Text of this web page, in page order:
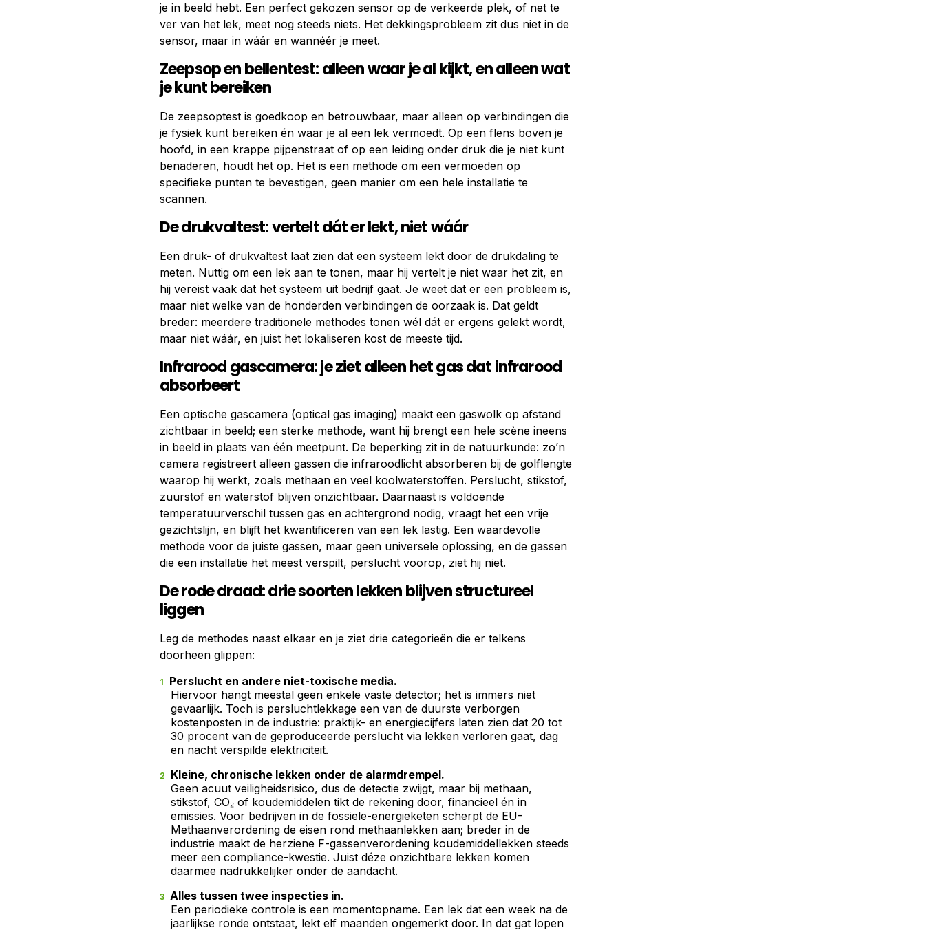
je in beeld hebt. Een perfect gekozen sensor op de verkeerde plek, of net te
ver van het lek, meet nog steeds niets. Het dekkingsprobleem zit dus niet in de
sensor, maar in wáár en wannéér je meet.
Zeepsop en bellentest: alleen waar je al kijkt, en alleen wat
je kunt bereiken
De zeepsoptest is goedkoop en betrouwbaar, maar alleen op verbindingen die
je fysiek kunt bereiken én waar je al een lek vermoedt. Op een flens boven je
hoofd, in een krappe pijpenstraat of op een leiding onder druk die je niet kunt
benaderen, houdt het op. Het is een methode om een vermoeden op
specifieke punten te bevestigen, geen manier om een hele installatie te
scannen.
De drukvaltest: vertelt dát er lekt, niet wáár
Een druk- of drukvaltest laat zien dat een systeem lekt door de drukdaling te
meten. Nuttig om een lek aan te tonen, maar hij vertelt je niet waar het zit, en
hij vereist vaak dat het systeem uit bedrijf gaat. Je weet dat er een probleem is,
maar niet welke van de honderden verbindingen de oorzaak is. Dat geldt
breder: meerdere traditionele methodes tonen wél dát er ergens gelekt wordt,
maar niet wáár, en juist het lokaliseren kost de meeste tijd.
Infrarood gascamera: je ziet alleen het gas dat infrarood
absorbeert
Een optische gascamera (optical gas imaging) maakt een gaswolk op afstand
zichtbaar in beeld; een sterke methode, want hij brengt een hele scène ineens
in beeld in plaats van één meetpunt. De beperking zit in de natuurkunde: zo’n
camera registreert alleen gassen die infraroodlicht absorberen bij de golflengte
waarop hij werkt, zoals methaan en veel koolwaterstoffen. Perslucht, stikstof,
zuurstof en waterstof blijven onzichtbaar. Daarnaast is voldoende
temperatuurverschil tussen gas en achtergrond nodig, vraagt het een vrije
gezichtslijn, en blijft het kwantificeren van een lek lastig. Een waardevolle
methode voor de juiste gassen, maar geen universele oplossing, en de gassen
die een installatie het meest verspilt, perslucht voorop, ziet hij niet.
De rode draad: drie soorten lekken blijven structureel
liggen
Leg de methodes naast elkaar en je ziet drie categorieën die er telkens
doorheen glippen:
Perslucht en andere niet-toxische media.
Hiervoor hangt meestal geen enkele vaste detector; het is immers niet
gevaarlijk. Toch is persluchtlekkage een van de duurste verborgen
kostenposten in de industrie: praktijk- en energiecijfers laten zien dat 20 tot
30 procent van de geproduceerde perslucht via lekken verloren gaat, dag
en nacht verspilde elektriciteit.
Kleine, chronische lekken onder de alarmdrempel.
Geen acuut veiligheidsrisico, dus de detectie zwijgt, maar bij methaan,
stikstof, CO₂ of koudemiddelen tikt de rekening door, financieel én in
emissies. Voor bedrijven in de fossiele-energieketen scherpt de EU-
Methaanverordening de eisen rond methaanlekken aan; breder in de
industrie maakt de herziene F-gassenverordening koudemiddellekken steeds
meer een compliance-kwestie. Juist déze onzichtbare lekken komen
daarmee nadrukkelijker onder de aandacht.
Alles tussen twee inspecties in.
Een periodieke controle is een momentopname. Een lek dat een week na de
jaarlijkse ronde ontstaat, lekt elf maanden ongemerkt door. In dat gat lopen